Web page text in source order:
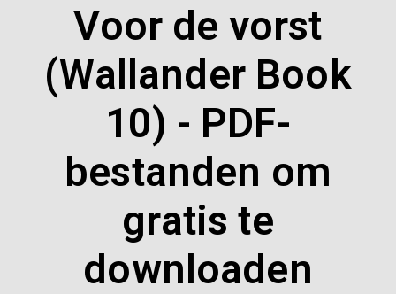
Voor de vorst
(Wallander Book
10) - PDF-
bestanden om
gratis te
downloaden